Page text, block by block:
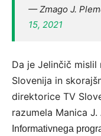
— Zmago J.
15, 2021
Da je Jelinčič mislil
Slovenija in
direktorice TV
razumela Manica
Informativnega